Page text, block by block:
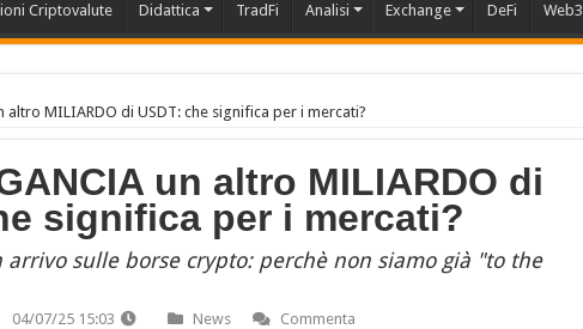
Criptovalute Didattica TradFi Analisi Exchange DeFi Web3
altro MILIARDO di USDT: che significa per i mercati?
un altro MILIARDO di
significa per i mercati?
sulle borse crypto: perchè non siamo già "to the
04/07/25 15:03 News Commenta